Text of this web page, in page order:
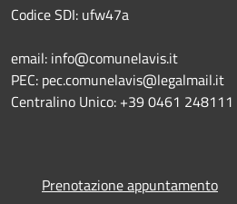
Codice SDI: ufw47a
email: info@comunelavis.it
PEC: pec.comunelavis@legalmail.it
Centralino Unico: +39 0461 248111
Prenotazione appuntamento